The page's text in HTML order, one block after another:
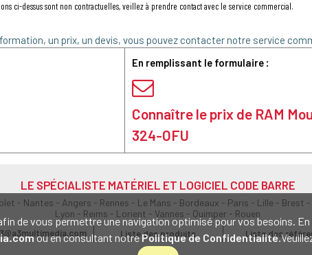
de vous permettre une navigation optimisé pour vos besoins.
ou en consultant notrePolitique de Confidentialité
ci-dessus sont non contractuelles, veillez à prendre contact avec le service commercial.
un prix, un devis, vous pouvez contacter notre service
En remplissant le formulaire :
Connaître le prix de RAM
324-OFU
LE SPÉCIALISTE MATÉRIEL ET LOGICIEL CODE BARRE
- Nantes - Angers - Rennes - Le Mans - Bordeaux - Paris - Lille - Brest
Lyon - Reims - Lorient - Vannes - Quimper - Rouen
Liste des produits Liste des